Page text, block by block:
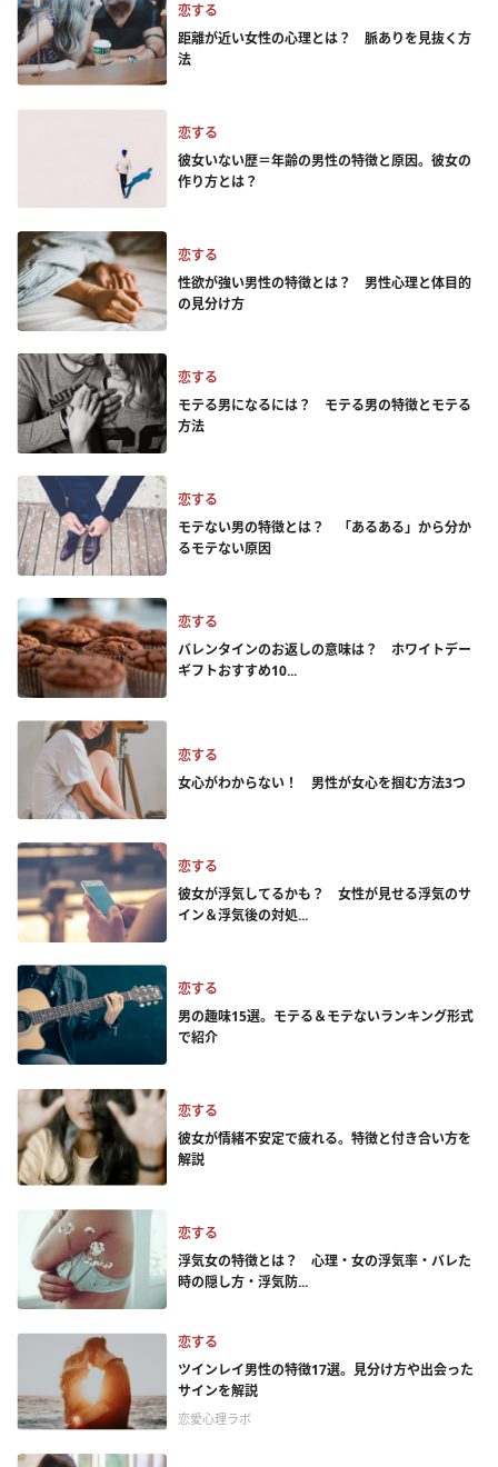
恋する
距離が近い女性の心理とは？ 脈ありを見抜く方
法
恋する
彼女いない歴＝年齢の男性の特徴と原因。彼女の
作り方とは？
恋する
性欲が強い男性の特徴とは？ 男性心理と体目的
の見分け方
恋する
モテる男になるには？ モテる男の特徴とモテる
方法
恋する
モテない男の特徴とは？ 「あるある」から分か
るモテない原因
恋する
バレンタインのお返しの意味は？ ホワイトデー
ギフトおすすめ10...
恋する
女心がわからない！ 男性が女心を掴む方法3つ
恋する
彼女が浮気してるかも？ 女性が見せる浮気のサ
イン＆浮気後の対処...
恋する
男の趣味15選。モテる＆モテないランキング形式
で紹介
恋する
彼女が情緒不安定で疲れる。特徴と付き合い方を
解説
恋する
浮気女の特徴とは？ 心理・女の浮気率・バレた
時の隠し方・浮気防...
恋する
ツインレイ男性の特徴17選。見分け方や出会った
サインを解説
恋愛心理ラボ